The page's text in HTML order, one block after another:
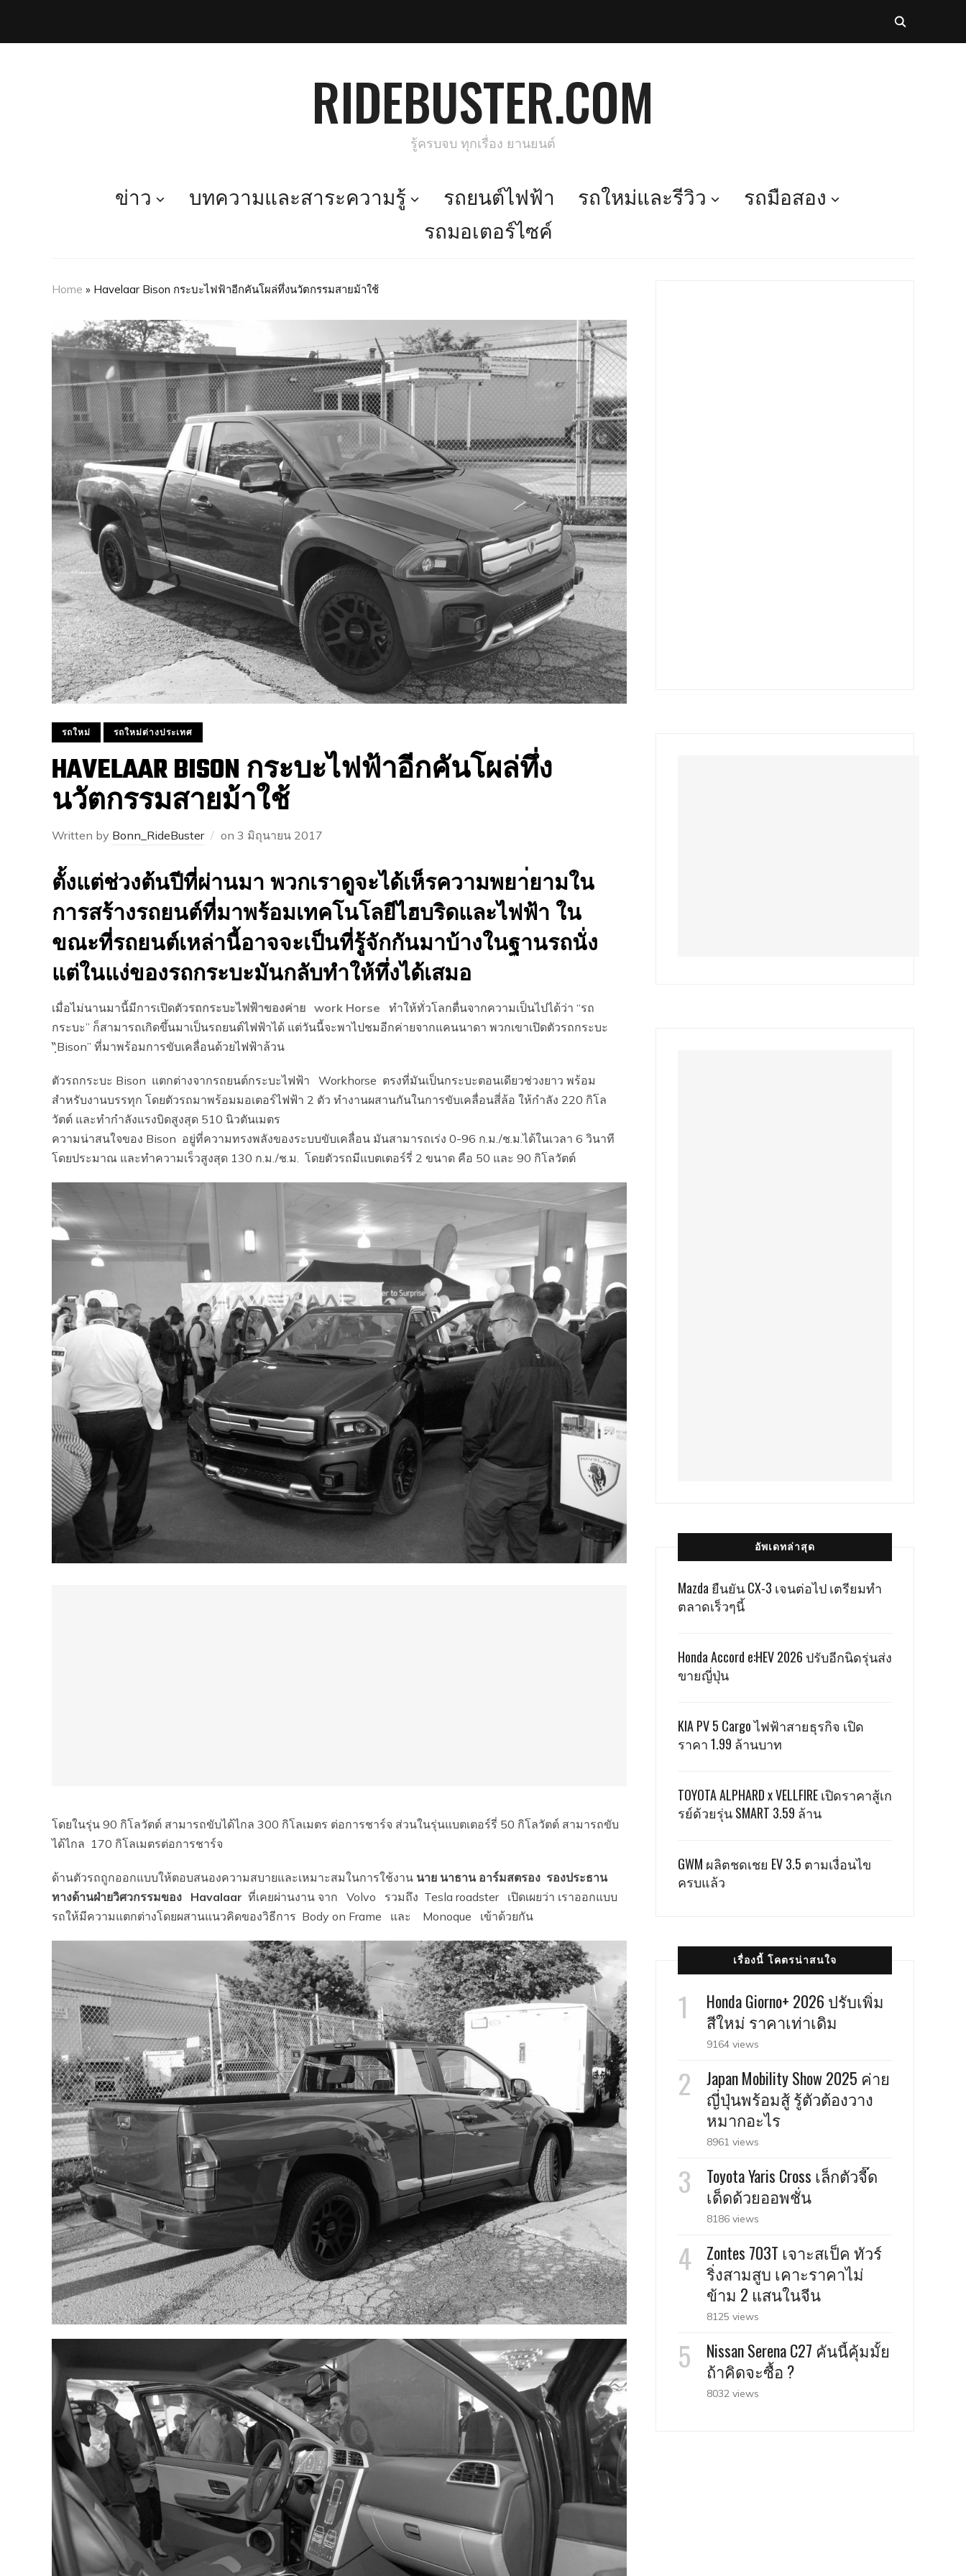
RIDEBUSTER.COM
รู้ครบจบ ทุกเรื่อง ยานยนต์
ข่าว บทความและสาระความรู้ รถยนต์ไฟฟ้า รถใหม่และรีวิว
รถมือสอง
รถมอเตอร์ไซค์
Home » Havelaar Bison กระบะไฟฟ้าอีกคันโผล่ทึ่งนวัตกรรมสายม้าใช้
รถใหม่ รถใหม่ต่างประเทศ
HAVELAAR BISON กระบะไฟฟ้าอีกคันโผล่ทึ่ง
นวัตกรรมสายม้าใช้
Written by Bonn_RideBuster on 3 มิถุนายน 2017
ตั้งแต่ช่วงต้นปีที่ผ่านมา พวกเราดูจะได้เห็รความพยา่ยามใน
การสร้างรถยนต์ที่มาพร้อมเทคโนโลยีไฮบริดและไฟฟ้า ใน
ขณะที่รถยนต์เหล่านี้อาจจะเป็นที่รู้จักกันมาบ้างในฐานรถนั่ง
แต่ในแง่ของรถกระบะมันกลับทำให้ทึ่งได้เสมอ
เมื่อไม่นานมานี้มีการเปิดตัวรถกระบะไฟฟ้าของค่าย work Horse
ทำให้ทั่วโลกตื่นจากความเป็นไปได้ว่า “รถ
กระบะ” ก็สามารถเกิดขึ้นมาเป็นรถยนต์ไฟฟ้าได้ แต่วันนี้จะพาไปชมอีกค่ายจากแคนนาดา พวกเขาเปิดตัวรถกระบะ
“ฺBison” ที่มาพร้อมการขับเคลื่อนด้วยไฟฟ้าล้วน
ตัวรถกระบะ Bison แตกต่างจากรถยนต์กระบะไฟฟ้า Workhorse ตรงที่มันเป็นกระบะตอนเดียวช่วงยาว พร้อม
สำหรับงานบรรทุก โดยตัวรถมาพร้อมมอเตอร์ไฟฟ้า 2 ตัว ทำงานผสานกันในการขับเคลื่อนสี่ล้อ ให้กำลัง 220 กิโล
วัตต์ และทำกำลังแรงบิดสูงสุด 510 นิวตันเมตร
ความน่าสนใจของ Bison อยู่ที่ความทรงพลังของระบบขับเคลื่อน มันสามารถเร่ง 0-96 ก.ม./ช.ม.ได้ในเวลา 6 วินาที
โดยประมาณ และทำความเร็วสูงสุด 130 ก.ม./ช.ม. โดยตัวรถมีแบตเตอร์รี่ 2 ขนาด คือ 50 และ 90 กิโลวัตต์
โดยในรุ่น 90 กิโลวัตต์ สามารถขับได้ไกล 300 กิโลเมตร ต่อการชาร์จ ส่วนในรุ่นแบตเตอร์รี่ 50 กิโลวัตต์ สามารถขับ
ได้ไกล 170 กิโลเมตรต่อการชาร์จ
ด้านตัวรถถูกออกแบบให้ตอบสนองความสบายและเหมาะสมในการใช้งาน นาย นาธาน อาร์มสตรอง รองประธาน
ทางด้านฝ่ายวิศวกรรมของ Havalaar ที่เคยผ่านงาน จาก Volvo รวมถึง Tesla roadster เปิดเผยว่า เราออกแบบ
รถให้มีความแตกต่างโดยผสานแนวคิดของวิธีการ Body on Frame และ Monoque เข้าด้วยกัน
อัพเดทล่าสุด
Mazda ยืนยัน CX-3 เจนต่อไป เตรียมทำ
ตลาดเร็วๆนี้
Honda Accord e:HEV 2026 ปรับอีกนิดรุ่นส่ง
ขายญี่ปุ่น
KIA PV 5 Cargo ไฟฟ้าสายธุรกิจ เปิด
ราคา 1.99 ล้านบาท
TOYOTA ALPHARD x VELLFIRE เปิดราคาสู้เก
รย์ด้วยรุ่น SMART 3.59 ล้าน
GWM ผลิตชดเชย EV 3.5 ตามเงื่อนไข
ครบแล้ว
เรื่องนี้ โคตรน่าสนใจ
Honda Giorno+ 2026 ปรับเพิ่ม
สีใหม่ ราคาเท่าเดิม
9164 views
Japan Mobility Show 2025 ค่าย
ญี่ปุ่นพร้อมสู้ รู้ตัวต้องวาง
หมากอะไร
8961 views
Toyota Yaris Cross เล็กตัวจี๊ด
เด็ดด้วยออพชั่น
8186 views
Zontes 703T เจาะสเป็ค ทัวร์
ริ่งสามสูบ เคาะราคาไม่
ข้าม 2 แสนในจีน
8125 views
Nissan Serena C27 คันนี้คุ้มมั้ย
ถ้าคิดจะซื้อ ?
8032 views